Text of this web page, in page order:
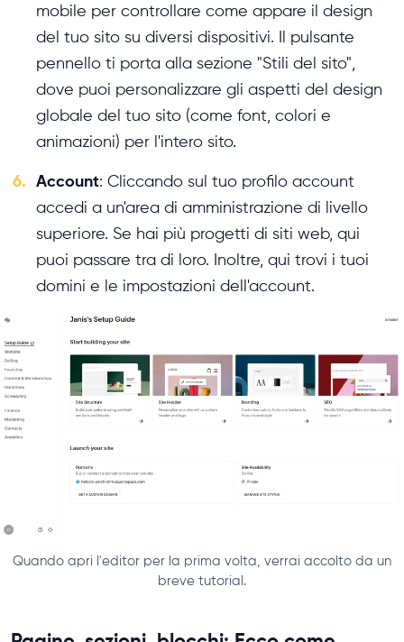
mobile per controllare come appare il design
del tuo sito su diversi dispositivi. Il pulsante
pennello ti porta alla sezione "Stili del sito",
dove puoi personalizzare gli aspetti del design
globale del tuo sito (come font, colori e
animazioni) per l'intero sito.
6. Account: Cliccando sul tuo profilo account
accedi a un'area di amministrazione di livello
superiore. Se hai più progetti di siti web, qui
puoi passare tra di loro. Inoltre, qui trovi i tuoi
domini e le impostazioni dell'account.
Quando apri l'editor per la prima volta, verrai accolto da un
breve tutorial.